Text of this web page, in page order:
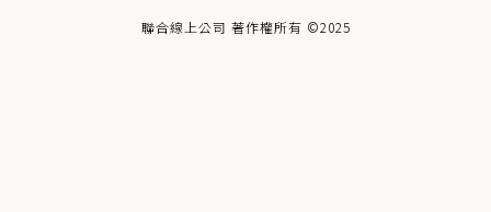
聯合線上公司 著作權所有 ©2025